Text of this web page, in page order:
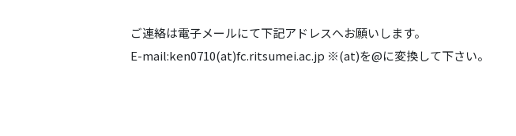
ご連絡は電子メールにて下記アドレスへお願いします。
E-mail:ken0710(at)fc.ritsumei.ac.jp ※(at)を@に変換して下さい。